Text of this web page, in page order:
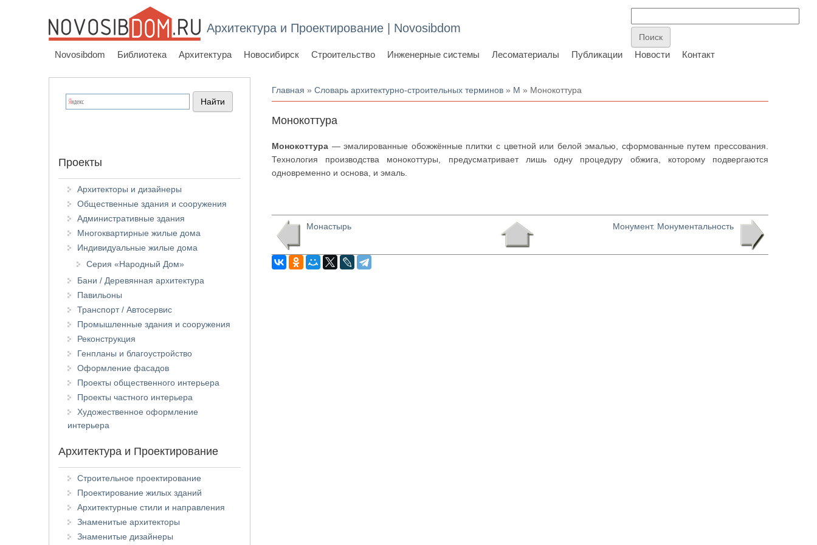
Архитектура и Проектирование | Novosibdom
Novosibdom Библиотека Архитектура Новосибирск Строительство Инженерные системы Лесоматериалы Публикации Новости Контакт
Вы здесь
Главная »Словарь архитектурно-строительных терминов » М » Монокоттура
Монокоттура
Монокоттура — эмалированные обожжённые плитки с цветной или белой эмалью, сформованные путем прессования.
Технология производства монокоттуры, предусматривает лишь одну процедуру обжига, которому подвергаются
одновременно и основа, и эмаль.
Монастырь Монумент. Монументальность
Проекты
Архитекторы и дизайнеры
Общественные здания и сооружения
Административные здания
Многоквартирные жилые дома
Индивидуальные жилые дома
Серия «Народный Дом»
Бани / Деревянная архитектура
Павильоны
Транспорт / Автосервис
Промышленные здания и сооружения
Реконструкция
Генпланы и благоустройство
Оформление фасадов
Проекты общественного интерьера
Проекты частного интерьера
Художественное оформление
интерьера
Архитектура и Проектирование
Строительное проектирование
Проектирование жилых зданий
Архитектурные стили и направления
Знаменитые архитекторы
Знаменитые дизайнеры